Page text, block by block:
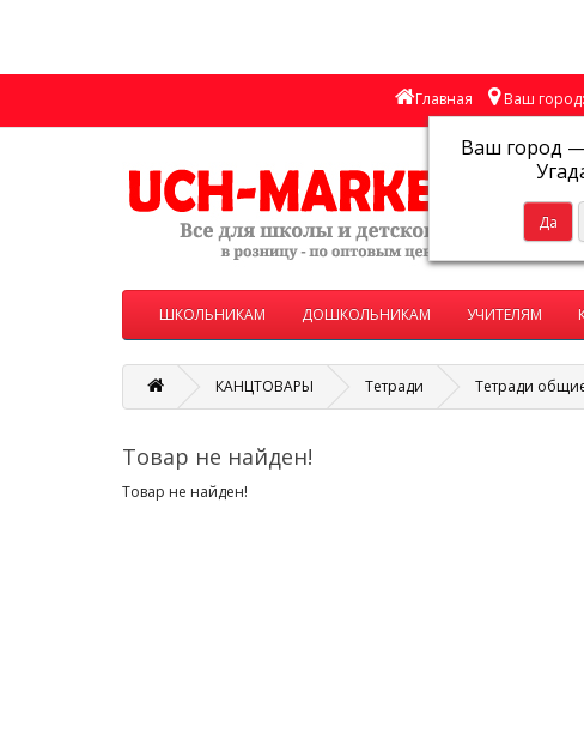
Главная Ваш
Ваш город
ШКОЛЬНИКАМ ДОШКОЛЬНИКАМ УЧИТЕЛЯМ
КАНЦТОВАРЫ Тетради Тетради
Товар не найден!
Товар не найден!